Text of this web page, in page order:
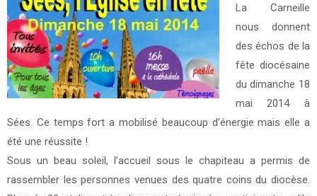
La Carneille
nous donnent
des échos de la
fête diocésaine
du dimanche 18
mai 2014 à
Sées. Ce temps fort a mobilisé beaucoup d’énergie mais elle a
été une réussite !
Sous un beau soleil, l’accueil sous le chapiteau a permis de
rassembler les personnes venues des quatre coins du diocèse.